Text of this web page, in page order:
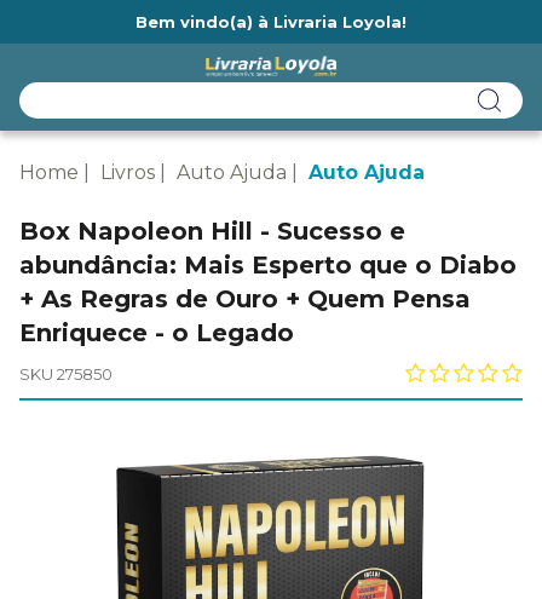
Bem vindo(a) à Livraria Loyola!
Home Livros Auto Ajuda Auto Ajuda
Box Napoleon Hill - Sucesso e
abundância: Mais Esperto que o Diabo
+ As Regras de Ouro + Quem Pensa
Enriquece - o Legado
SKU 275850